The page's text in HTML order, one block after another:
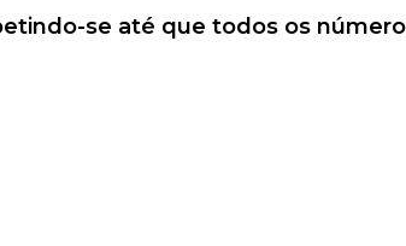
se até que todos os